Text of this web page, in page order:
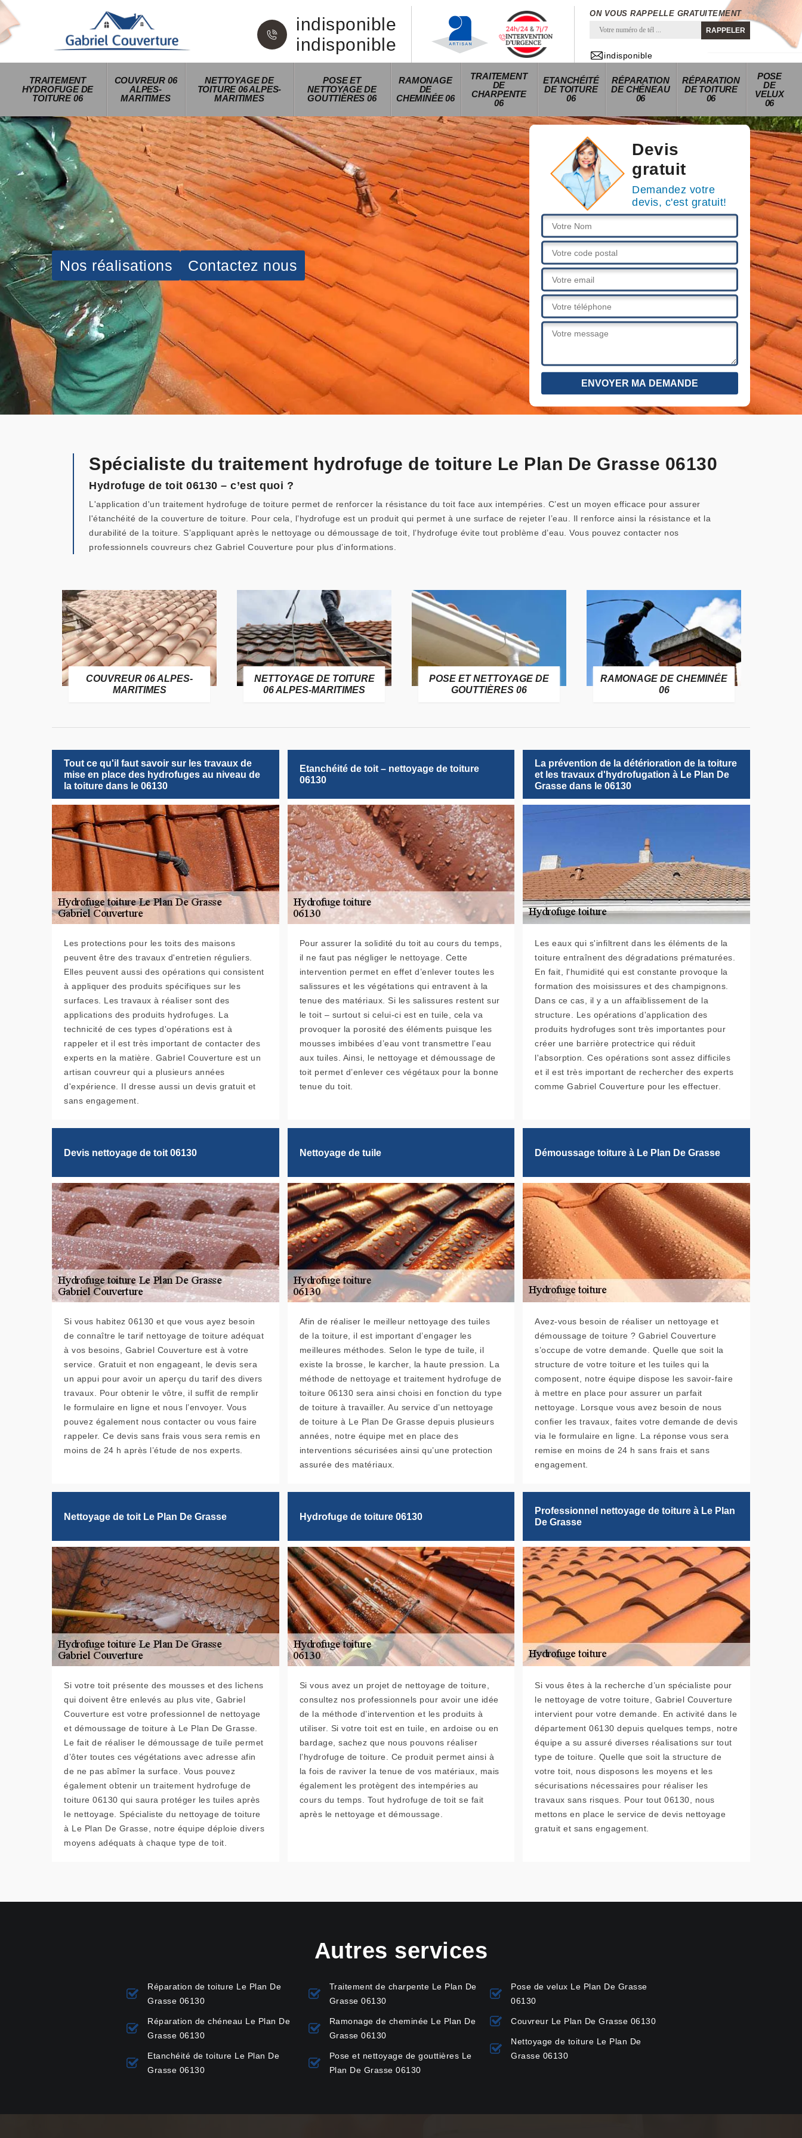
indisponible
indisponible
ON VOUS RAPPELLE GRATUITEMENT
indisponible
TRAITEMENT
HYDROFUGE DE
TOITURE 06
COUVREUR 06
ALPES-
MARITIMES
NETTOYAGE DE
TOITURE 06 ALPES-
MARITIMES
POSE ET
NETTOYAGE DE
GOUTTIÈRES 06
RAMONAGE
DE
CHEMINÉE 06
TRAITEMENT
DE
CHARPENTE
06
ETANCHÉITÉ
DE TOITURE
06
RÉPARATION
DE CHÉNEAU
06
RÉPARATION
DE TOITURE
06
POSE
DE
VELUX
06
Nos réalisations Contactez nous
Devis
gratuit
Demandez votre
devis, c'est gratuit!
Spécialiste du traitement hydrofuge de toiture Le Plan De Grasse 06130
Hydrofuge de toit 06130 – c’est quoi ?
L'application d'un traitement hydrofuge de toiture permet de renforcer la résistance du toit face aux intempéries. C’est un moyen efficace pour assurer
l'étanchéité de la couverture de toiture. Pour cela, l’hydrofuge est un produit qui permet à une surface de rejeter l’eau. Il renforce ainsi la résistance et la
durabilité de la toiture. S’appliquant après le nettoyage ou démoussage de toit, l’hydrofuge évite tout problème d’eau. Vous pouvez contacter nos
professionnels couvreurs chez Gabriel Couverture pour plus d’informations.
COUVREUR 06 ALPES-
MARITIMES
NETTOYAGE DE TOITURE
06 ALPES-MARITIMES
POSE ET NETTOYAGE DE
GOUTTIÈRES 06
RAMONAGE DE CHEMINÉE
06
Tout ce qu'il faut savoir sur les travaux de
mise en place des hydrofuges au niveau de
la toiture dans le 06130
Les protections pour les toits des maisons
peuvent être des travaux d'entretien réguliers.
Elles peuvent aussi des opérations qui consistent
à appliquer des produits spécifiques sur les
surfaces. Les travaux à réaliser sont des
applications des produits hydrofuges. La
technicité de ces types d'opérations est à
rappeler et il est très important de contacter des
experts en la matière. Gabriel Couverture est un
artisan couvreur qui a plusieurs années
d'expérience. Il dresse aussi un devis gratuit et
sans engagement.
Etanchéité de toit – nettoyage de toiture
06130
Pour assurer la solidité du toit au cours du temps,
il ne faut pas négliger le nettoyage. Cette
intervention permet en effet d’enlever toutes les
salissures et les végétations qui entravent à la
tenue des matériaux. Si les salissures restent sur
le toit – surtout si celui-ci est en tuile, cela va
provoquer la porosité des éléments puisque les
mousses imbibées d’eau vont transmettre l’eau
aux tuiles. Ainsi, le nettoyage et démoussage de
toit permet d’enlever ces végétaux pour la bonne
tenue du toit.
La prévention de la détérioration de la toiture
et les travaux d'hydrofugation à Le Plan De
Grasse dans le 06130
Les eaux qui s'infiltrent dans les éléments de la
toiture entraînent des dégradations prématurées.
En fait, l'humidité qui est constante provoque la
formation des moisissures et des champignons.
Dans ce cas, il y a un affaiblissement de la
structure. Les opérations d'application des
produits hydrofuges sont très importantes pour
créer une barrière protectrice qui réduit
l'absorption. Ces opérations sont assez difficiles
et il est très important de rechercher des experts
comme Gabriel Couverture pour les effectuer.
Devis nettoyage de toit 06130
Si vous habitez 06130 et que vous ayez besoin
de connaître le tarif nettoyage de toiture adéquat
à vos besoins, Gabriel Couverture est à votre
service. Gratuit et non engageant, le devis sera
un appui pour avoir un aperçu du tarif des divers
travaux. Pour obtenir le vôtre, il suffit de remplir
le formulaire en ligne et nous l’envoyer. Vous
pouvez également nous contacter ou vous faire
rappeler. Ce devis sans frais vous sera remis en
moins de 24 h après l’étude de nos experts.
Nettoyage de tuile
Afin de réaliser le meilleur nettoyage des tuiles
de la toiture, il est important d’engager les
meilleures méthodes. Selon le type de tuile, il
existe la brosse, le karcher, la haute pression. La
méthode de nettoyage et traitement hydrofuge de
toiture 06130 sera ainsi choisi en fonction du type
de toiture à travailler. Au service d’un nettoyage
de toiture à Le Plan De Grasse depuis plusieurs
années, notre équipe met en place des
interventions sécurisées ainsi qu’une protection
assurée des matériaux.
Démoussage toiture à Le Plan De Grasse
Avez-vous besoin de réaliser un nettoyage et
démoussage de toiture ? Gabriel Couverture
s’occupe de votre demande. Quelle que soit la
structure de votre toiture et les tuiles qui la
composent, notre équipe dispose les savoir-faire
à mettre en place pour assurer un parfait
nettoyage. Lorsque vous avez besoin de nous
confier les travaux, faites votre demande de devis
via le formulaire en ligne. La réponse vous sera
remise en moins de 24 h sans frais et sans
engagement.
Nettoyage de toit Le Plan De Grasse
Si votre toit présente des mousses et des lichens
qui doivent être enlevés au plus vite, Gabriel
Couverture est votre professionnel de nettoyage
et démoussage de toiture à Le Plan De Grasse.
Le fait de réaliser le démoussage de tuile permet
d’ôter toutes ces végétations avec adresse afin
de ne pas abîmer la surface. Vous pouvez
également obtenir un traitement hydrofuge de
toiture 06130 qui saura protéger les tuiles après
le nettoyage. Spécialiste du nettoyage de toiture
à Le Plan De Grasse, notre équipe déploie divers
moyens adéquats à chaque type de toit.
Hydrofuge de toiture 06130
Si vous avez un projet de nettoyage de toiture,
consultez nos professionnels pour avoir une idée
de la méthode d’intervention et les produits à
utiliser. Si votre toit est en tuile, en ardoise ou en
bardage, sachez que nous pouvons réaliser
l’hydrofuge de toiture. Ce produit permet ainsi à
la fois de raviver la tenue de vos matériaux, mais
également les protègent des intempéries au
cours du temps. Tout hydrofuge de toit se fait
après le nettoyage et démoussage.
Professionnel nettoyage de toiture à Le Plan
De Grasse
Si vous êtes à la recherche d’un spécialiste pour
le nettoyage de votre toiture, Gabriel Couverture
intervient pour votre demande. En activité dans le
département 06130 depuis quelques temps, notre
équipe a su assuré diverses réalisations sur tout
type de toiture. Quelle que soit la structure de
votre toit, nous disposons les moyens et les
sécurisations nécessaires pour réaliser les
travaux sans risques. Pour tout 06130, nous
mettons en place le service de devis nettoyage
gratuit et sans engagement.
Autres services
Réparation de toiture Le Plan De
Grasse 06130
Réparation de chéneau Le Plan De
Grasse 06130
Etanchéité de toiture Le Plan De
Grasse 06130
Traitement de charpente Le Plan De
Grasse 06130
Ramonage de cheminée Le Plan De
Grasse 06130
Pose et nettoyage de gouttières Le
Plan De Grasse 06130
Pose de velux Le Plan De Grasse
06130
Couvreur Le Plan De Grasse 06130
Nettoyage de toiture Le Plan De
Grasse 06130